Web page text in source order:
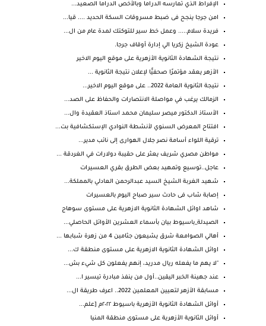
الإفراط الذي تمارسه الدراما وبالأخص الدراما الصعيد...
امن جرجا ينجح فى ضبط مسروقات السكة الحديد .... قيا...
فريدة سلام..... وعمل خط سير للتوكتك لمدة عام من ال...
عودة الشيخ زكريا الي إدارة أوقاف جرجا.
نتيجة الشهادة الثانوية الأزهرية على موقع اليوم الاخير
الأزهر يعقد مؤتمرًا صحفيًّا لإعلان نتيجة الثانوية ...
نتيجة الثانوية العامة 2022.. على موقع اليوم الاخير...
الزمالك يرغب في مواصلة الانتصارات والحفاظ على الصد...
الأستاذ الدكتور ميصر سليمان محمد استاذ العقيدة وال...
افتتاح المعرض السنوي لأنشطة النوادي الإستكشافية بت...
ترقية اللواء أسامة نصر جلال الهوارى إلى نائب مدير...
مواطن مصري شريف يعثر على حقيبة دولارات في الغردقة ...
عاجل..توسيع وتمهيد بعض الطرق بقري العسيرات
شهيد الغربة الشيخ السيد عبدالرحمن العادلي بالمملكة...
إصابة شاب فى حادث سير صباح اليوم بالعسيرات
شاهد اوائل الشهادة الثانوية الازهرية على مستوى سوهاج
الصيدلة_باسيوط بيان بأسماء العشرين الأوائل الحاصلي...
أهالي الصوامعة شرق يشيعون جثامين 4 من زهرة شبابها ...
اوائل الشهادة الثانوية الازهرية على مستوى منطقة ك...
"لا يهم ما يفعله ريال مدريد، إنهم يفعلون كل شيء بش...
عند جهينة الخبر اليقين..أول من ينفذ مبادرة تيسير ا...
مسابقة الأزهر لتعيين المعلمين 2022.. اعرف طريقة ال...
أوائل الشهادة الثانوية الأزهرية باسيوط ٢٠٢٢م [علم...
أوائل الثانوية الأزهرية على مستوى منطقة المنيا